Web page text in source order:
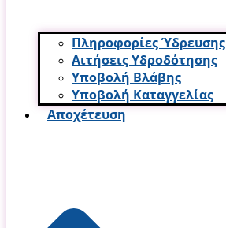
Πληροφορίες Ύδρευσης
Αιτήσεις Υδροδότησης
Υποβολή Βλάβης
Υποβολή Καταγγελίας
Αποχέτευση